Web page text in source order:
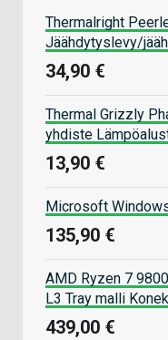
Thermalright
Jäähdytyslevy/
34,90 €
Thermal Grizzly
yhdiste
13,90 €
Microsoft
135,90 €
AMD Ryzen 7
L3 Tray malli
439,00 €